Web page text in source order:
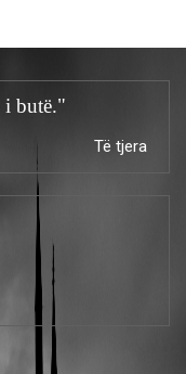
i butë."
Të tjera